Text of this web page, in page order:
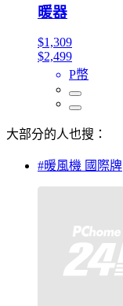
暖器
$1,309
$2,499
P幣
大部分的人也搜：
#暖風機 國際牌